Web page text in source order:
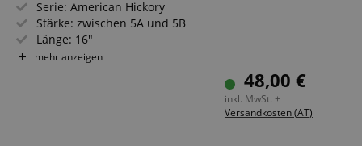
Serie: American Hickory
Stärke: zwischen 5A und 5B
Länge: 16"
Durchmesser: 0,58" (1,47 cm)
mehr anzeigen
48,00 €
inkl. MwSt. +
Versandkosten (AT)